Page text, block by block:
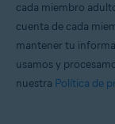
cada miembro
cuenta de cada
mantener tu
usamos y
nuestra Política de